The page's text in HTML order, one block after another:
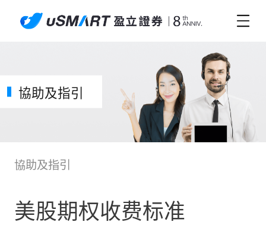
協助及指引
協助及指引
美股期权收费标准